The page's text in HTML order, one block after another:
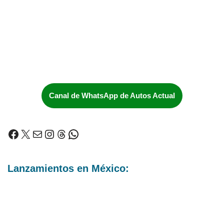
Canal de WhatsApp de Autos Actual
Lanzamientos en México: